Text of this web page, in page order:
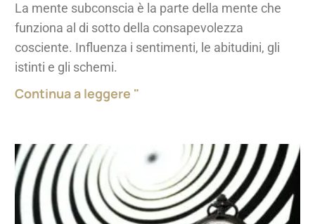
La mente subconscia è la parte della mente che
funziona al di sotto della consapevolezza
cosciente. Influenza i sentimenti, le abitudini, gli
istinti e gli schemi.
Continua a leggere "